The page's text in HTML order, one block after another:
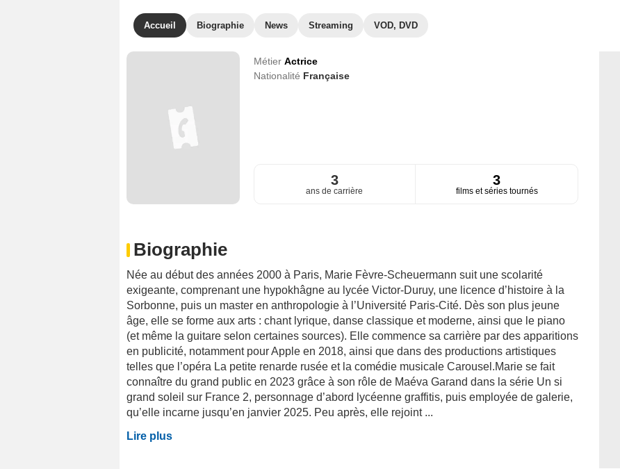
Accueil Biographie News Streaming VOD, DVD
Métier Actrice
Nationalité Française
3
ans de carrière
3
films et séries tournés
Biographie
Née au début des années 2000 à Paris, Marie Fèvre-Scheuermann suit une scolarité
exigeante, comprenant une hypokhâgne au lycée Victor-Duruy, une licence d’histoire à la
Sorbonne, puis un master en anthropologie à l’Université Paris-Cité. Dès son plus jeune
âge, elle se forme aux arts : chant lyrique, danse classique et moderne, ainsi que le piano
(et même la guitare selon certaines sources). Elle commence sa carrière par des apparitions
en publicité, notamment pour Apple en 2018, ainsi que dans des productions artistiques
telles que l’opéra La petite renarde rusée et la comédie musicale Carousel.Marie se fait
connaître du grand public en 2023 grâce à son rôle de Maéva Garand dans la série Un si
grand soleil sur France 2, personnage d’abord lycéenne graffitis, puis employée de galerie,
qu’elle incarne jusqu’en janvier 2025. Peu après, elle rejoint ...
Lire plus